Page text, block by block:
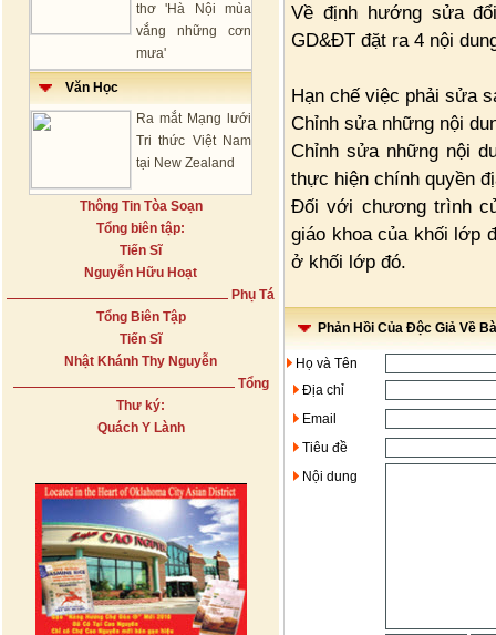
thơ 'Hà Nội mùa
vắng những cơn
mưa'
Văn Học
Ra mắt Mạng lưới
Tri thức Việt Nam
tại New Zealand
Thông Tin Tòa Soạn
Tổng biên tập:
Tiến Sĩ
Nguyễn Hữu Hoạt
Phụ Tá
Tổng Biên Tập
Tiến Sĩ
Nhật Khánh Thy Nguyễn
Tổng
Thư ký:
Quách Y Lành
Về định hướng sửa
GD&ĐT đặt ra 4 nội
Hạn chế việc phải sửa
Chỉnh sửa những nội
Chỉnh sửa những nội
thực hiện chính quyền
Đối với chương trình
giáo khoa của khối lớp
ở khối lớp đó.
Phản Hồi Của Độc Giả Về
Họ và Tên
Địa chỉ
Email
Tiêu đề
Nội dung